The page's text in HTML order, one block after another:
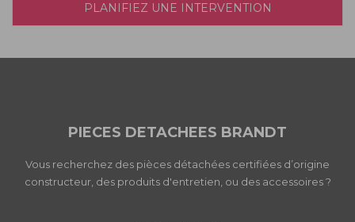
PLANIFIEZ UNE INTERVENTION
PIECES DETACHEES BRANDT
Vous recherchez des pièces détachées certifiées d’origine
constructeur, des produits d'entretien, ou des accessoires ?